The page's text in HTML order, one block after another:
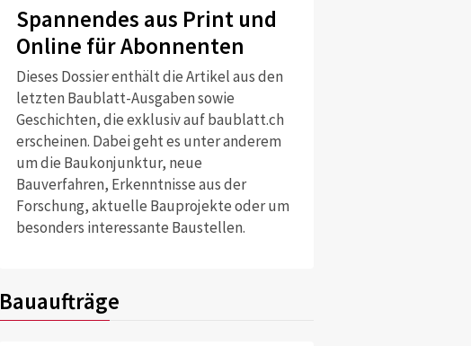
Spannendes aus Print und
Online für Abonnenten
Dieses Dossier enthält die Artikel aus den
letzten Baublatt-Ausgaben sowie
Geschichten, die exklusiv auf baublatt.ch
erscheinen. Dabei geht es unter anderem
um die Baukonjunktur, neue
Bauverfahren, Erkenntnisse aus der
Forschung, aktuelle Bauprojekte oder um
besonders interessante Baustellen.
Bauaufträge